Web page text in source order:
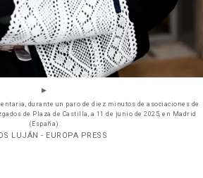
durante un paro de diez minutos de asociaciones de
de Plaza de Castilla, a 11 de junio de 2025, en Madrid
(España).
LUJÁN - EUROPA PRESS